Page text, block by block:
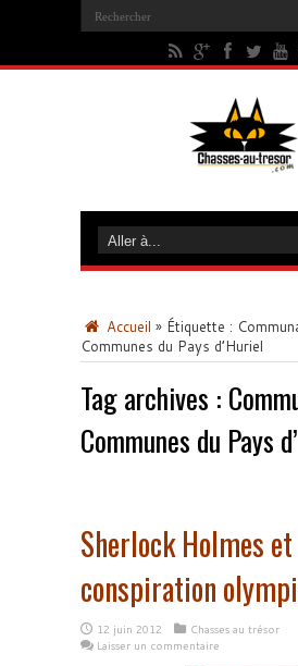
Accueil » Étiquette :
Communes du Pays d’Huriel
Tag archives :
Communes du Pays
Sherlock Holmes
conspiration
12 juin 2012
Chasses au trésor
Laisser un commentaire